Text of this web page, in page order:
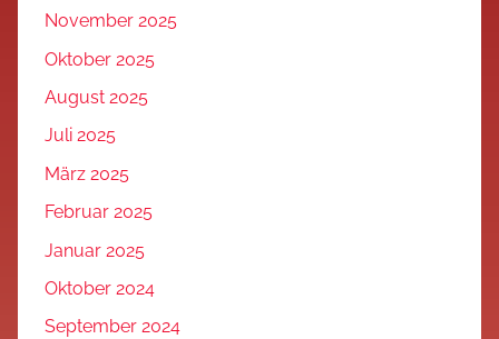
November 2025
Oktober 2025
August 2025
Juli 2025
März 2025
Februar 2025
Januar 2025
Oktober 2024
September 2024